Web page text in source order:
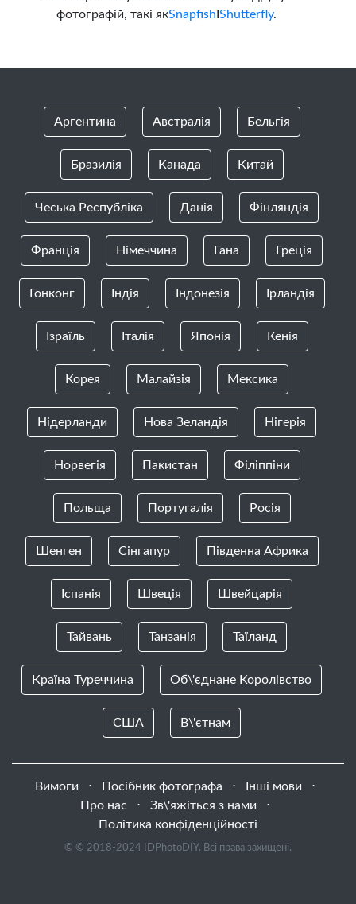
фотографій, такі якSnapfish Shutterfly.
Аргентина Австралія Бельгія
Бразилія Канада Китай
Чеська Республіка Данія Фінляндія
Франція Німеччина Гана Греція
Гонконг Індія Індонезія Ірландія
Ізраїль Італія Японія Кенія
Корея Малайзія Мексика
Нідерланди Нова Зеландія Нігерія
Норвегія Пакистан Філіппіни
Польща Португалія Росія
Шенген Сінгапур Південна Африка
Іспанія Швеція Швейцарія
Тайвань Танзанія Таїланд
Країна Туреччина Об\'єднане Королівство
США В\'єтнам
Вимоги ⋅ Посібник фотографа ⋅ Інші мови
⋅
Про нас
⋅ Зв\'яжіться з нами
⋅
Політика конфіденційності
© © 2018-2024 IDPhotoDIY. Всі права захищені.